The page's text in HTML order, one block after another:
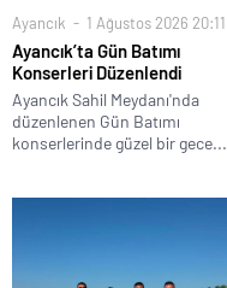
Ayancık 1 Ağustos 2026 20:11
Ayancık’ta Gün Batımı
Konserleri Düzenlendi
Ayancık Sahil Meydanı'nda
düzenlenen Gün Batımı
konserlerinde güzel bir gece...